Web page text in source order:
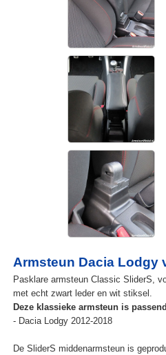
Armsteun Dacia Lodgy
Pasklare armsteun Classic SliderS,
met echt zwart leder en wit stiksel.
Deze klassieke armsteun is
- Dacia Lodgy 2012-2018
De SliderS middenarmsteun is